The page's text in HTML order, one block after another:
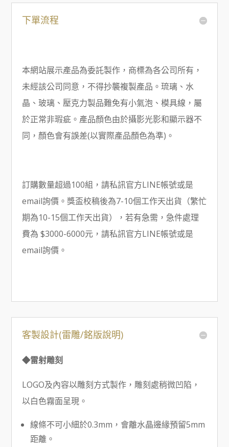
下單流程
本網站展示產品為委託製作，商標為各公司所有，
未經該公司同意，不得抄襲複製產品。琉璃、水
晶、玻璃、壓克力製品難免有小氣泡、模具線，屬
於正常非瑕疵。產品顏色由於攝影光影和顯示器不
同，顏色會有誤差(以實際產品顏色為準)。
訂購數量超過100組，請私訊官方LINE帳號或是
email詢價。獎盃校稿後為7-10個工作天出貨（繁忙
期為10-15個工作天出貨），若有急需，急件處理
費為 $3000-6000元，請私訊官方LINE帳號或是
email詢價。
客製設計(雷雕/銘版說明)
◆雷射雕刻
LOGO及內容以雕刻方式製作，雕刻處稍微凹陷，
以白色霧面呈現。
線條不可小細於0.3mm，會離水晶邊緣預留5mm
距離。